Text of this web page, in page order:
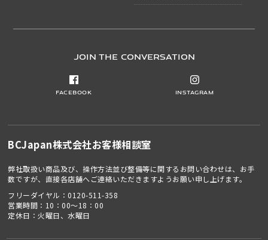
JOIN THE CONVERSATION
Facebook Instagram
BCJapan株式会社お客様相談室
弊社取扱い商品及び、操作方法並び整備等に関するお問い合わせは、お手
数ですが、直接各店舗へご連絡いただきますようお願い申し上げます。
フリーダイヤル：0120-511-358
営業時間：10：00～18：00
定休日：火曜日、水曜日